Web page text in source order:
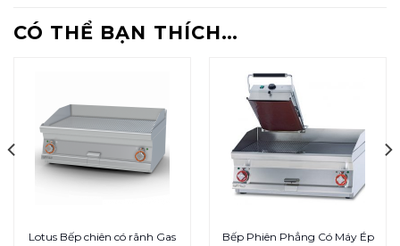
CÓ THỂ BẠN THÍCH…
Lotus Bếp chiên có rãnh Gas
Bếp Phiên Phẳng Có Máy Ép